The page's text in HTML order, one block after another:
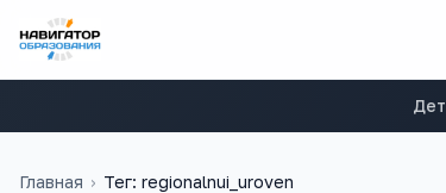
Главная › Тег: regionalnui_uroven